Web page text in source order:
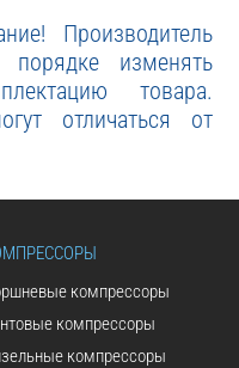
Производитель
изменять
товара.
отличаться от
компрессоры
компрессоры
компрессоры